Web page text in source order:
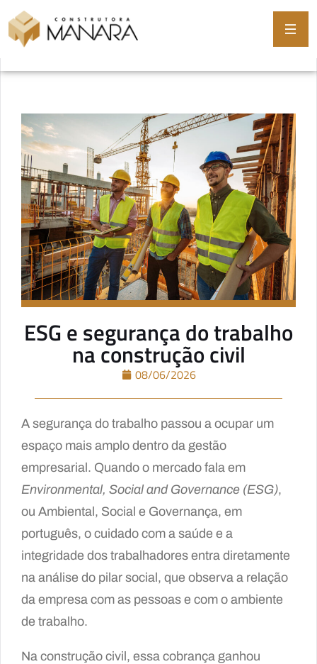
ESG e segurança do trabalho
na construção civil
08/06/2026
A segurança do trabalho passou a ocupar um
espaço mais amplo dentro da gestão
empresarial. Quando o mercado fala em
Environmental, Social and Governance (ESG),
ou Ambiental, Social e Governança, em
português, o cuidado com a saúde e a
integridade dos trabalhadores entra diretamente
na análise do pilar social, que observa a relação
da empresa com as pessoas e com o ambiente
de trabalho.
Na construção civil, essa cobrança ganhou